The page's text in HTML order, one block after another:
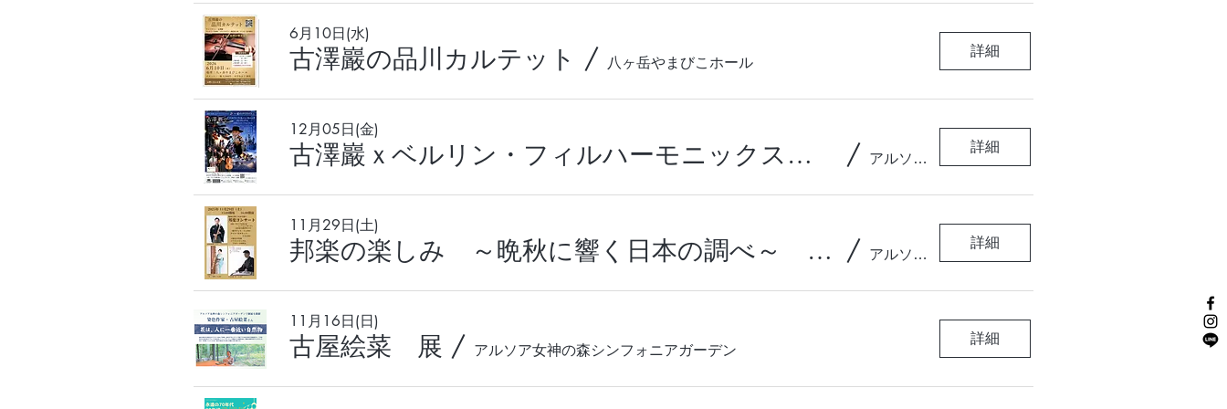
6月10日(水)
古澤巖の品川カルテット / 八ヶ岳やまびこホール
詳細
12月05日(金)
古澤巖ｘベルリン・フィルハーモニックストリングス～愛のクリスマス2025～ / アルソア女神の森シンフォニアガーデン
詳細
11月29日(土)
邦楽の楽しみ ～晩秋に響く日本の調べ～ 邦楽コンサート / アルソア女神の森シンフォニアガーデン
詳細
11月16日(日)
古屋絵菜 展 / アルソア女神の森シンフォニアガーデン
詳細